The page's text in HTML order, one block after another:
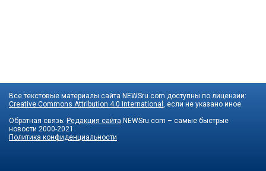
Все текстовые материалы сайта NEWSru.com доступны по лицензии:
Creative Commons Attribution 4.0 International
, если не указано иное.
Обратная связь: Редакция сайта NEWSru.com – самые быстрые
новости 2000-2021
Политика конфиденциальности